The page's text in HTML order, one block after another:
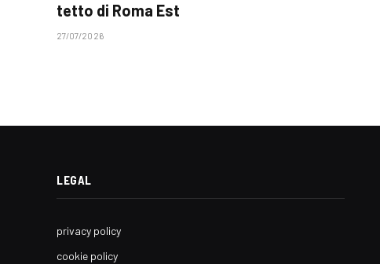
tetto di Roma Est
27/07/2026
LEGAL
privacy policy
cookie policy